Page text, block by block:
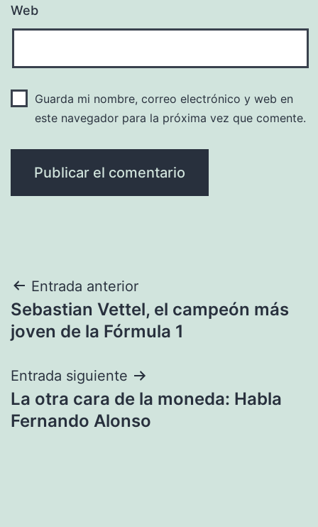
Web
Guarda mi nombre, correo electrónico y web en
este navegador para la próxima vez que comente.
Navegación
de
Entrada anterior
Sebastian Vettel, el campeón más
joven de la Fórmula 1
Entrada siguiente
La otra cara de la moneda: Habla
Fernando Alonso